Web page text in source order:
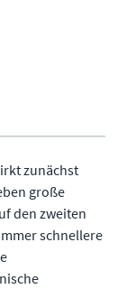
zunächst
große
den zweiten
schnellere